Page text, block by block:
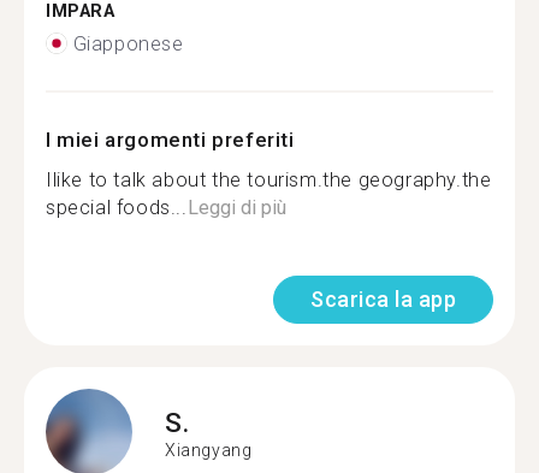
IMPARA
Giapponese
I miei argomenti preferiti
Ilike to talk about the tourism.the geography.the
special foods... Leggi di più
Scarica la app
S.
Xiangyang